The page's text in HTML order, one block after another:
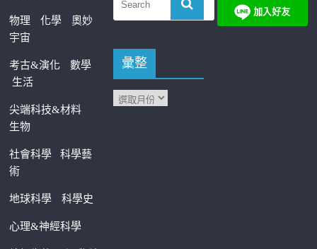
物理 化學
奧妙
宇宙
考古&演化
數學
生活
尖端科技&材料
生物
社會科學科學藝
術
地球科學 科學史
心理&神經科學
彙整